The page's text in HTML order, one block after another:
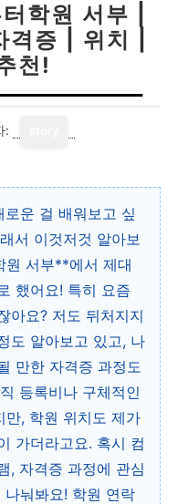
학원 서부 |
증 | 위치 |
천!
:
운 걸 배워보고 싶
서 이것저것 알아보
원 서부**에서 제대
했어요! 특히 요즘
아요? 저도 뒤처지지
도 알아보고 있고, 나
만한 자격증 과정도
등록비나 구체적인
만, 학원 위치도 제가
가더라고요. 혹시 컴
, 자격증 과정에 관심
눠봐요! 학원 연락